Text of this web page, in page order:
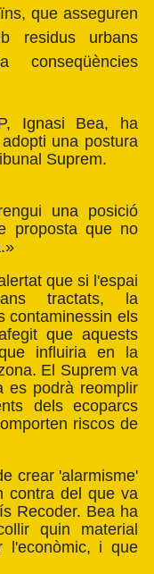
que asseguren
residus urbans
conseqüències
Ignasi Bea, ha
una postura
Suprem.
una posició
proposta que no
que si l'espai
tractats, la
contaminessin els
que aquests
influiria en la
El Suprem va
es podrà reomplir
dels ecoparcs
riscos de
crear 'alarmisme'
contra del que va
Recoder. Bea ha
quin material
l'econòmic, i que